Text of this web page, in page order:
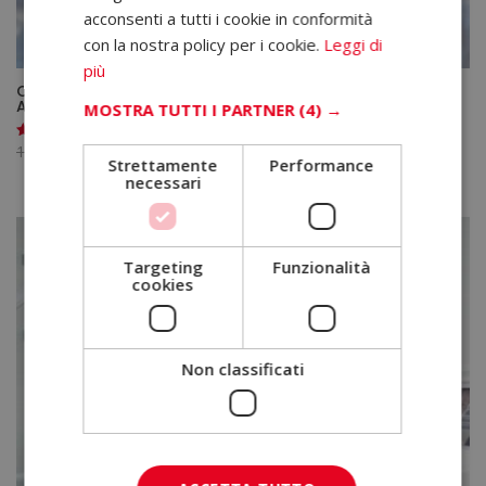
Corso di Assistente di Studio Odontoiatrico – Diploma
Autenticato da un Notaio Europeo –
Valutato
5.00
1.520,00 €Il
prezzo
1.520,00€.
380,00€Il
prezzo
attuale
è:
380,00€.
acconsenti a tutti i cookie in conformità
con la nostra policy per i cookie. Leggi di
più
MOSTRA TUTTI I PARTNER (4) →
Strettamente
necessari
Performance
Targeting
cookies
Funzionalità
Non classificati